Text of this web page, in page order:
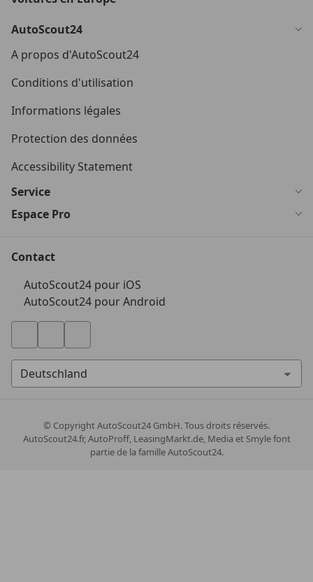
AutoScout24
A propos d'AutoScout24
Conditions d'utilisation
Informations légales
Protection des données
Accessibility Statement
Service
Espace Pro
Contact
AutoScout24 pour iOS
AutoScout24 pour Android
© CopyrightAutoScout24 GmbH. Tous droits réservés.
AutoScout24.fr, AutoProff, LeasingMarkt.de, Media et Smyle font
partie de la famille AutoScout24.